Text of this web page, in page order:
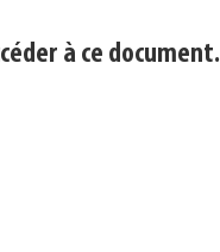
à ce document.